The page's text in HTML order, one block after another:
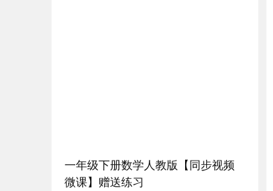
一年级下册数学人教版【同步视频
微课】赠送练习